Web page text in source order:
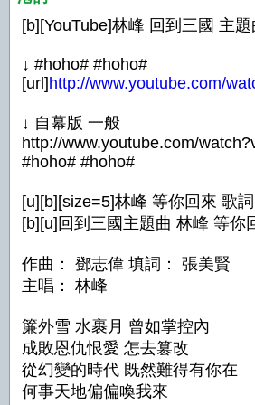
[b][YouTube]林峰 回到三國 主
↓ #hoho# #hoho#
[url] http://www.youtube.com/
↓ 自幕版 一般
http://www.youtube.com/
#hoho# #hoho#
[u][b][size=5]林峰 等你回來 歌
[b][u]回到三國主題曲 林峰 等你
作曲： 鄧志偉 填詞： 張美賢
主唱： 林峰
簾外雪 水裹月 曾如掌控內
成敗恩仇恨愛 怎去篡改
從幻變的時代 既然難得有你在
何事天地偏偏喚我來